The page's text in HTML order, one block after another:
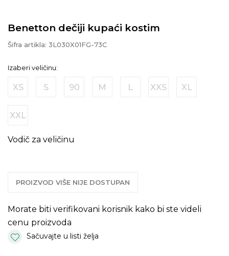
Benetton dečiji kupaći kostim
Šifra artikla: 3L030X01FG-73C
Izaberi veličinu:
XS S 90 M L XXS XL
XXL
Vodič za veličinu
PROIZVOD VIŠE NIJE DOSTUPAN
Morate biti verifikovani korisnik kako bi ste videli
cenu proizvoda
Sačuvajte u listi želja